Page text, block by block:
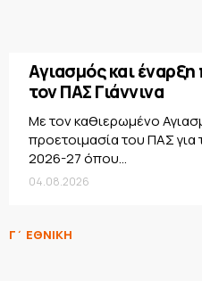
Αγιασμός και έναρξη
τον ΠΑΣ Γιάννινα
Με τον καθιερωμένο
προετοιμασία του ΠΑΣ για
2026-27 όπου...
04.08.2026
Γ΄ ΕΘΝΙΚΗ